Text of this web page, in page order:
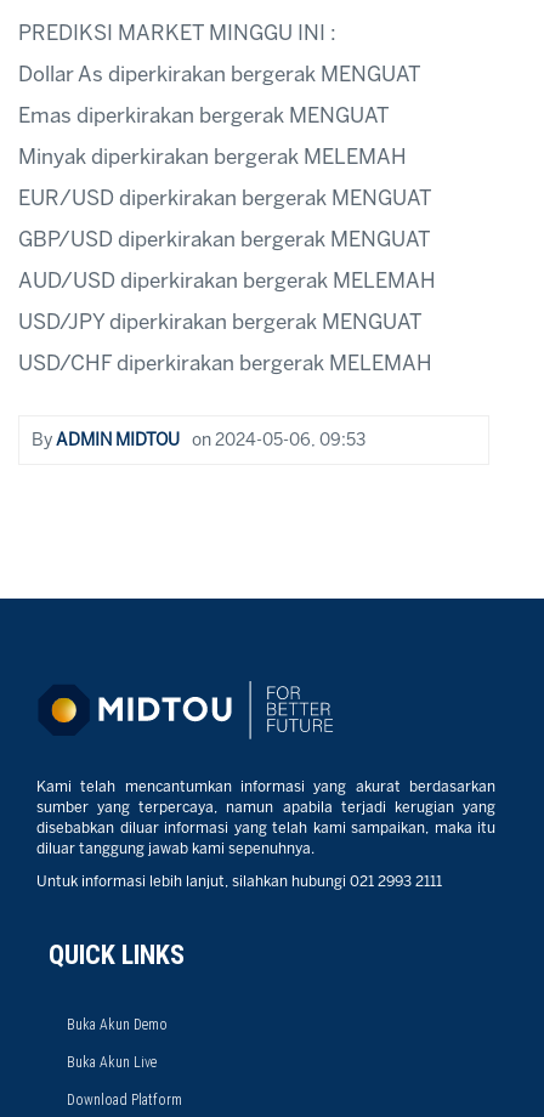
PREDIKSI MARKET MINGGU INI :
Dollar As diperkirakan bergerak MENGUAT
Emas diperkirakan bergerak MENGUAT
Minyak diperkirakan bergerak MELEMAH
EUR/USD diperkirakan bergerak MENGUAT
GBP/USD diperkirakan bergerak MENGUAT
AUD/USD diperkirakan bergerak MELEMAH
USD/JPY diperkirakan bergerak MENGUAT
USD/CHF diperkirakan bergerak MELEMAH
By ADMIN MIDTOU on 2024-05-06, 09:53
Kami telah mencantumkan informasi yang akurat berdasarkan
sumber yang terpercaya, namun apabila terjadi kerugian yang
disebabkan diluar informasi yang telah kami sampaikan, maka itu
diluar tanggung jawab kami sepenuhnya.
Untuk informasi lebih lanjut, silahkan hubungi 021 2993 2111
QUICK LINKS
Buka Akun Demo
Buka Akun Live
Download Platform